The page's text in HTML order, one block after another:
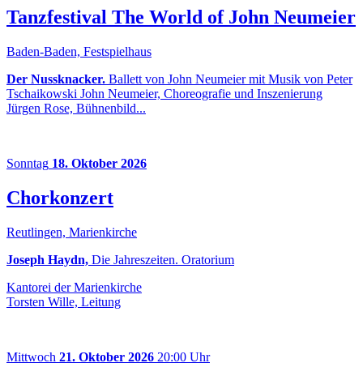
Tanzfestival The World of John Neumeier
Baden-Baden, Festspielhaus
Der Nussknacker. Ballett von John Neumeier mit Musik von Peter
Tschaikowski John Neumeier, Choreografie und Inszenierung
Jürgen Rose, Bühnenbild...
Sonntag 18. Oktober 2026
Chorkonzert
Reutlingen, Marienkirche
Joseph Haydn, Die Jahreszeiten. Oratorium
Kantorei der Marienkirche
Torsten Wille, Leitung
Mittwoch 21. Oktober 2026 20:00 Uhr